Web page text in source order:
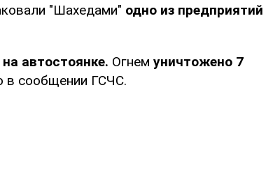
"Шахедами" одно из предприятий
автостоянке. Огнем уничтожено 7
в сообщении ГСЧС.